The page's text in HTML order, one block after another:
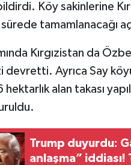
Köy sakinlerine
tamamlanacağı
Kırgızistan da
devretti. Ayrıca Say
alan takası
Trump duyurdu:
anlaşma”